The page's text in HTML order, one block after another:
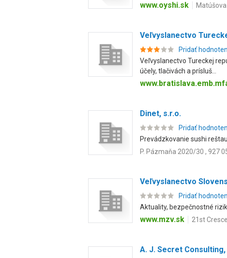
www.oyshi.sk
Veľvyslanectvo
Pridať
Veľvyslanectvo Tureckej
účely, tlačivách a prísluš...
Dinet, s.r.o.
Pridať
Prevádzkovanie sushi
P. Pázmaňa 2020/30 , 927
Veľvyslanectvo
Pridať
Aktuality, bezpečnostné
www.mzv.sk 21st
A. J. Secret Consulting,